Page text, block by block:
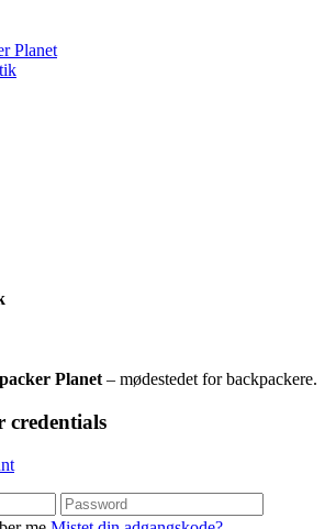
Planet
Planet – mødestedet for backpackere.